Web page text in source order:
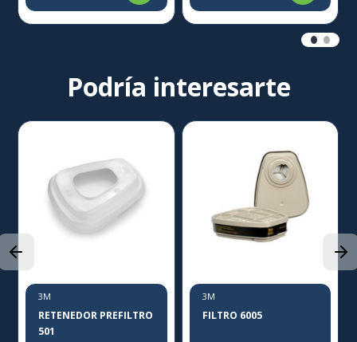
Podría interesarte
3M
RETENEDOR PREFILTRO
501
3M
FILTRO 6005